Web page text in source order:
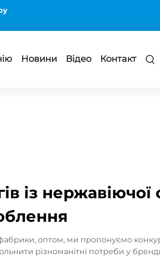
Новини Відео Контакт
із нержавіючої
оптом, ми пропонуємо
різноманітні потреби у